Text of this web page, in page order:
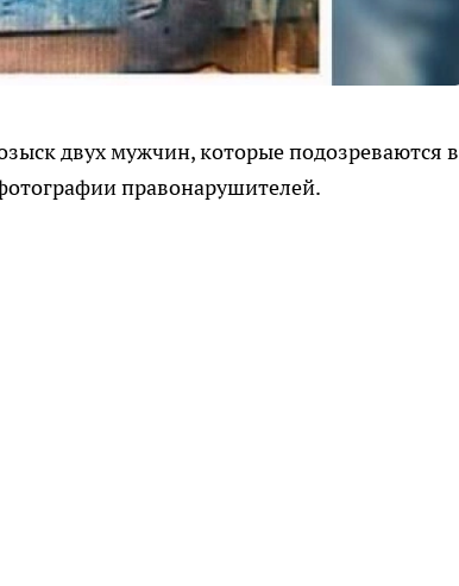
двух мужчин, которые подозреваются в
правонарушителей.